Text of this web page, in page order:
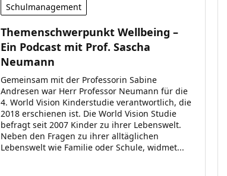
Schulmanagement
Themenschwerpunkt Wellbeing –
Ein Podcast mit Prof. Sascha
Neumann
Gemeinsam mit der Professorin Sabine
Andresen war Herr Professor Neumann für die
4. World Vision Kinderstudie verantwortlich, die
2018 erschienen ist. Die World Vision Studie
befragt seit 2007 Kinder zu ihrer Lebenswelt.
Neben den Fragen zu ihrer alltäglichen
Lebenswelt wie Familie oder Schule, widmet...